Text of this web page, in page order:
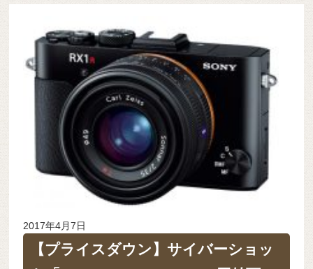
2017年4月7日
【プライスダウン】サイバーショッ